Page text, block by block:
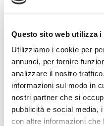
Questo sito web utilizza i
Utilizziamo i cookie per
annunci, per fornire
analizzare il nostro
informazioni sul modo in
nostri partner che si
pubblicità e social media,
con altre informazioni che
Il Helix Stadium
riferimento tra i
In offerta
€
1.639,00